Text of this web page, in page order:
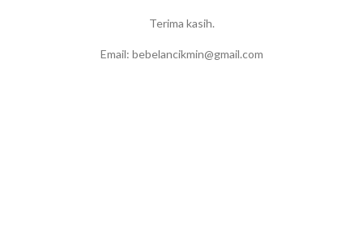
Terima kasih.
Email: bebelancikmin@gmail.com